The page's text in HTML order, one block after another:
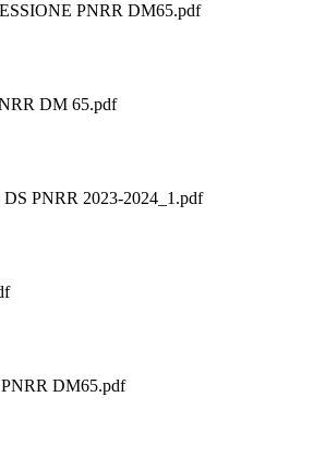
PNRR DM65.pdf
DM 65.pdf
DS PNRR 2023-2024_1.pdf
PNRR DM65.pdf